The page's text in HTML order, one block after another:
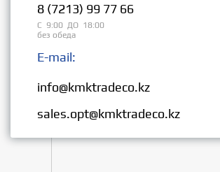
8 (7213) 99 77 66
С 9:00 ДО 18:00
без обеда
E-mail:
info@kmktradeco.kz
sales.opt@kmktradeco.kz